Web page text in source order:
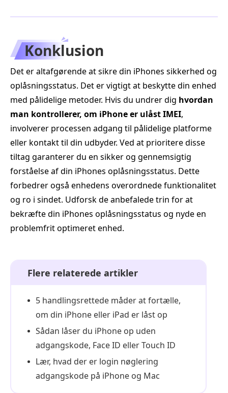
Konklusion
Det er altafgørende at sikre din iPhones sikkerhed og
oplåsningsstatus. Det er vigtigt at beskytte din enhed
med pålidelige metoder. Hvis du undrer dig hvordan
man kontrollerer, om iPhone er ulåst IMEI,
involverer processen adgang til pålidelige platforme
eller kontakt til din udbyder. Ved at prioritere disse
tiltag garanterer du en sikker og gennemsigtig
forståelse af din iPhones oplåsningsstatus. Dette
forbedrer også enhedens overordnede funktionalitet
og ro i sindet. Udforsk de anbefalede trin for at
bekræfte din iPhones oplåsningsstatus og nyde en
problemfrit optimeret enhed.
Flere relaterede artikler
5 handlingsrettede måder at fortælle,
om din iPhone eller iPad er låst op
Sådan låser du iPhone op uden
adgangskode, Face ID eller Touch ID
Lær, hvad der er login nøglering
adgangskode på iPhone og Mac